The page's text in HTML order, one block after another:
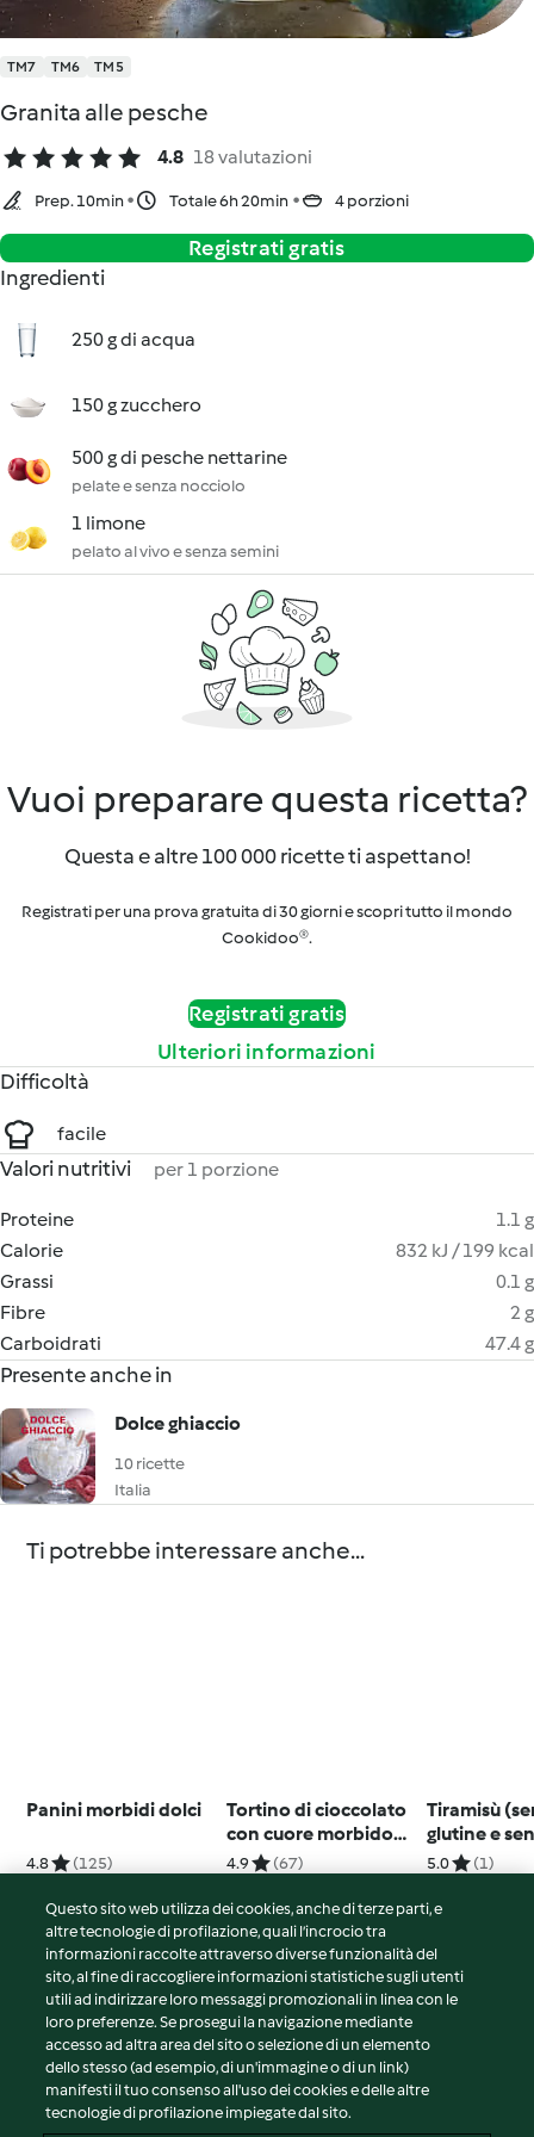
TM7 TM6 TM5
Granita alle pesche
4.8 18 valutazioni
Prep. 10min Totale 6h 20min 4 porzioni
Registrati gratis
Ingredienti
250 g di acqua
150 g zucchero
500 g di pesche nettarine
pelate e senza nocciolo
1 limone
pelato al vivo e senza semini
Vuoi preparare questa ricetta?
Questa e altre 100 000 ricette ti aspettano!
Registrati per una prova gratuita di 30 giorni e scopri tutto il mondo
Cookidoo®.
Registrati gratis
Ulteriori informazioni
Difficoltà
facile
Valori nutritivi per 1 porzione
Proteine
1.1 g
Calorie
832 kJ / 199 kcal
Grassi
0.1 g
Fibre
2 g
Carboidrati
47.4 g
Presente anche in
Dolce ghiaccio
10 ricette
Italia
Ti potrebbe interessare anche...
Panini morbidi dolci
4.8 (125)
Tortino di cioccolato
con cuore morbido
(senza glutine)
4.9 (67)
Tiramisù
glutine e
lattosio)
5.0 (1)
© Copyright 2026
Termini del servizio
Informativa sulla privacy
Avvertenze generali
Note legali
Questo sito web utilizza dei cookies, anche di terze parti, e
altre tecnologie di profilazione, quali l’incrocio tra
informazioni raccolte attraverso diverse funzionalità del
sito, al fine di raccogliere informazioni statistiche sugli utenti
utili ad indirizzare loro messaggi promozionali in linea con le
loro preferenze. Se prosegui la navigazione mediante
accesso ad altra area del sito o selezione di un elemento
dello stesso (ad esempio, di un'immagine o di un link)
manifesti il tuo consenso all'uso dei cookies e delle altre
tecnologie di profilazione impiegate dal sito.